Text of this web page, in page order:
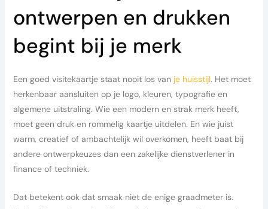
ontwerpen en drukken
begint bij je merk
Een goed visitekaartje staat nooit los van je huisstijl. Het moet
herkenbaar aansluiten op je logo, kleuren, typografie en
algemene uitstraling. Wie een modern en strak merk heeft,
moet geen druk en rommelig kaartje uitdelen. En wie juist
warm, creatief of ambachtelijk wil overkomen, heeft baat bij
andere ontwerpkeuzes dan een zakelijke dienstverlener in
finance of techniek.
Dat betekent ook dat smaak niet de enige graadmeter is.